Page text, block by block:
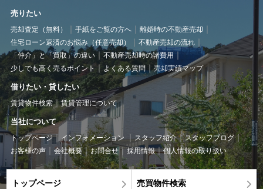
売りたい
売却査定（無料） 手紙をご覧の方へ
離婚時の不動産売却
住宅ローン返済のお悩み（任意売却）
不動産売却の流れ
「仲介」と「買取」の違い
不動産売却時の諸費用
少しでも高く売るポイント
よくある質問 売却実績マップ
借りたい・貸したい
賃貸物件検索 賃貸管理について
当社について
トップページ インフォメーション スタッフ紹介
スタッフブログ
お客様の声
会社概要 お問合せ 採用情報 個人情報の取り扱い
トップページ 売買物件検索